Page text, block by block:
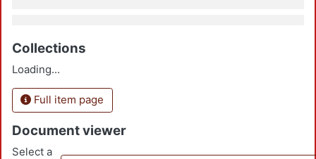
Collections
Loading...
Full item page
Document viewer
Select a